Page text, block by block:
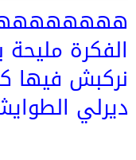
الفكرة
نركبش فيها
ديرلي